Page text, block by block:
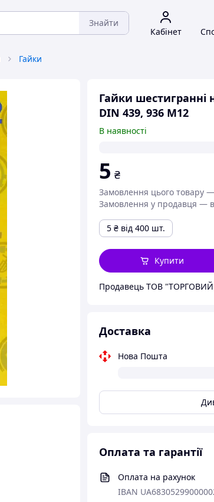
Знайти
Кабінет
Гайки
Гайки шестигранні
DIN 439, 936 М12
В наявності
5 ₴
Замовлення цього товару
Замовлення у продавця —
5 ₴ від 400 шт.
Купити
Продавець ТОВ
Доставка
Нова Пошта
Оплата та гарантії
Оплата на рахунок
IBAN